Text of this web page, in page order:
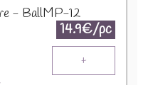
- BallMP-12
14.9€/pc
+